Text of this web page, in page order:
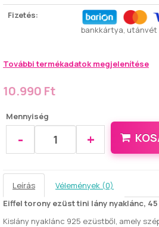
Fizetés:
bankkártya, utánvét
További termékadatok megjelenítése
10.990 Ft
Mennyiség
- +
Leírás
Vélemények (0)
Eiffel torony ezüst tini lány nyaklánc, 45
Kislány nyaklánc 925 ezüstből, amely